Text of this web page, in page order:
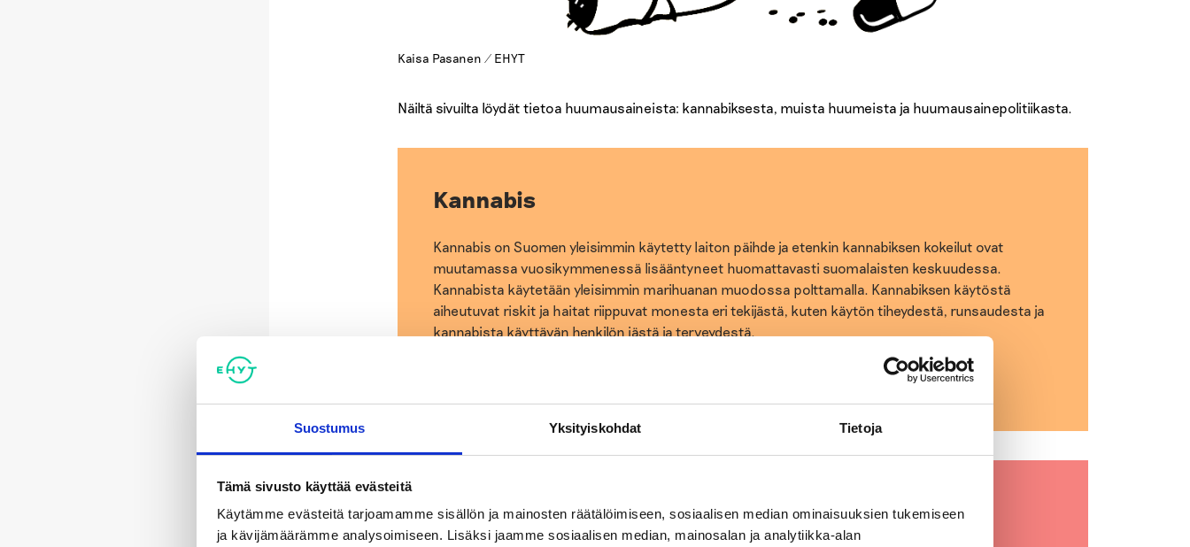
Suostumus Yksityiskohdat Tietoja
Tämä sivusto käyttää evästeitä
Käytämme evästeitä tarjoamamme sisällön ja mainosten räätälöimiseen, sosiaalisen median ominaisuuksien tukemiseen
ja kävijämäärämme analysoimiseen. Lisäksi jaamme sosiaalisen median, mainosalan ja analytiikka-alan
Kaisa Pasanen / EHYT
Näiltä sivuilta löydät tietoa huumausaineista: kannabiksesta, muista huumeista ja huumausainepolitiikasta.
Kannabis
Kannabis on Suomen yleisimmin käytetty laiton päihde ja etenkin kannabiksen kokeilut ovat
muutamassa vuosikymmenessä lisääntyneet huomattavasti suomalaisten keskuudessa.
Kannabista käytetään yleisimmin marihuanan muodossa polttamalla. Kannabiksen käytöstä
aiheutuvat riskit ja haitat riippuvat monesta eri tekijästä, kuten käytön tiheydestä, runsaudesta ja
kannabista käyttävän henkilön iästä ja terveydestä.
Muut huumeet